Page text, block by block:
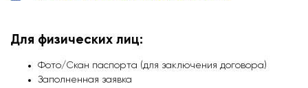
Для физических лиц:
Фото/Скан паспорта (для заключения договора)
Заполненная заявка